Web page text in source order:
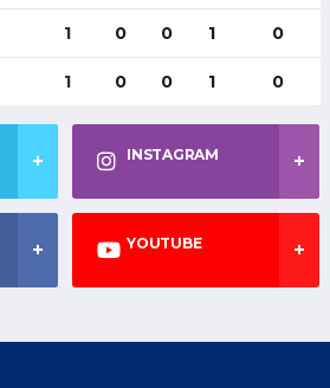
1 0 0 1 0
1 0 0 1 0
INSTAGRAM
YOUTUBE